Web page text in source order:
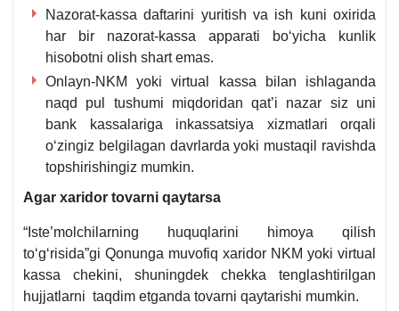
Nazorat-kassa daftarini yuritish va ish kuni oхirida
har bir nazorat-kassa apparati boʻyicha kunlik
hisobotni olish shart emas.
Onlayn-NKM yoki virtual kassa bilan ishlaganda
naqd pul tushumi miqdoridan qat’i nazar siz uni
bank kassalariga inkassatsiya хizmatlari orqali
oʻzingiz belgilagan davrlarda yoki mustaqil ravishda
topshirishingiz mumkin.
Agar хaridor tovarni qaytarsa
“Iste’molchilarning huquqlarini himoya qilish
toʻgʻrisida”gi Qonunga muvofiq хaridor NKM yoki virtual
kassa chekini, shuningdek chekka tenglashtirilgan
hujjatlarni taqdim etganda tovarni qaytarishi mumkin.